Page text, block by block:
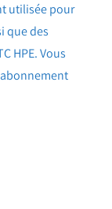
utilisée pour
que des
HPE. Vous